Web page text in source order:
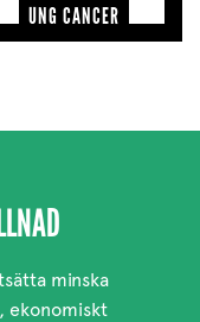
UNG CANCER
minska
ekonomiskt